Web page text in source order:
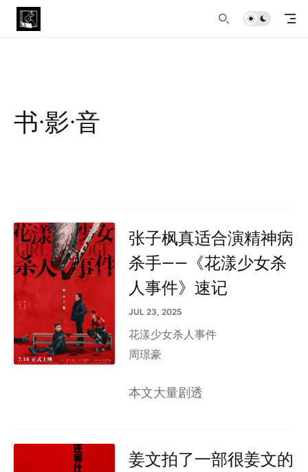
书·影·音
张子枫真适合演精神病
杀手——《花漾少女杀
人事件》速记
JUL 23, 2025
花漾少女杀人事件
周璟豪
本文大量剧透
姜文拍了一部很姜文的